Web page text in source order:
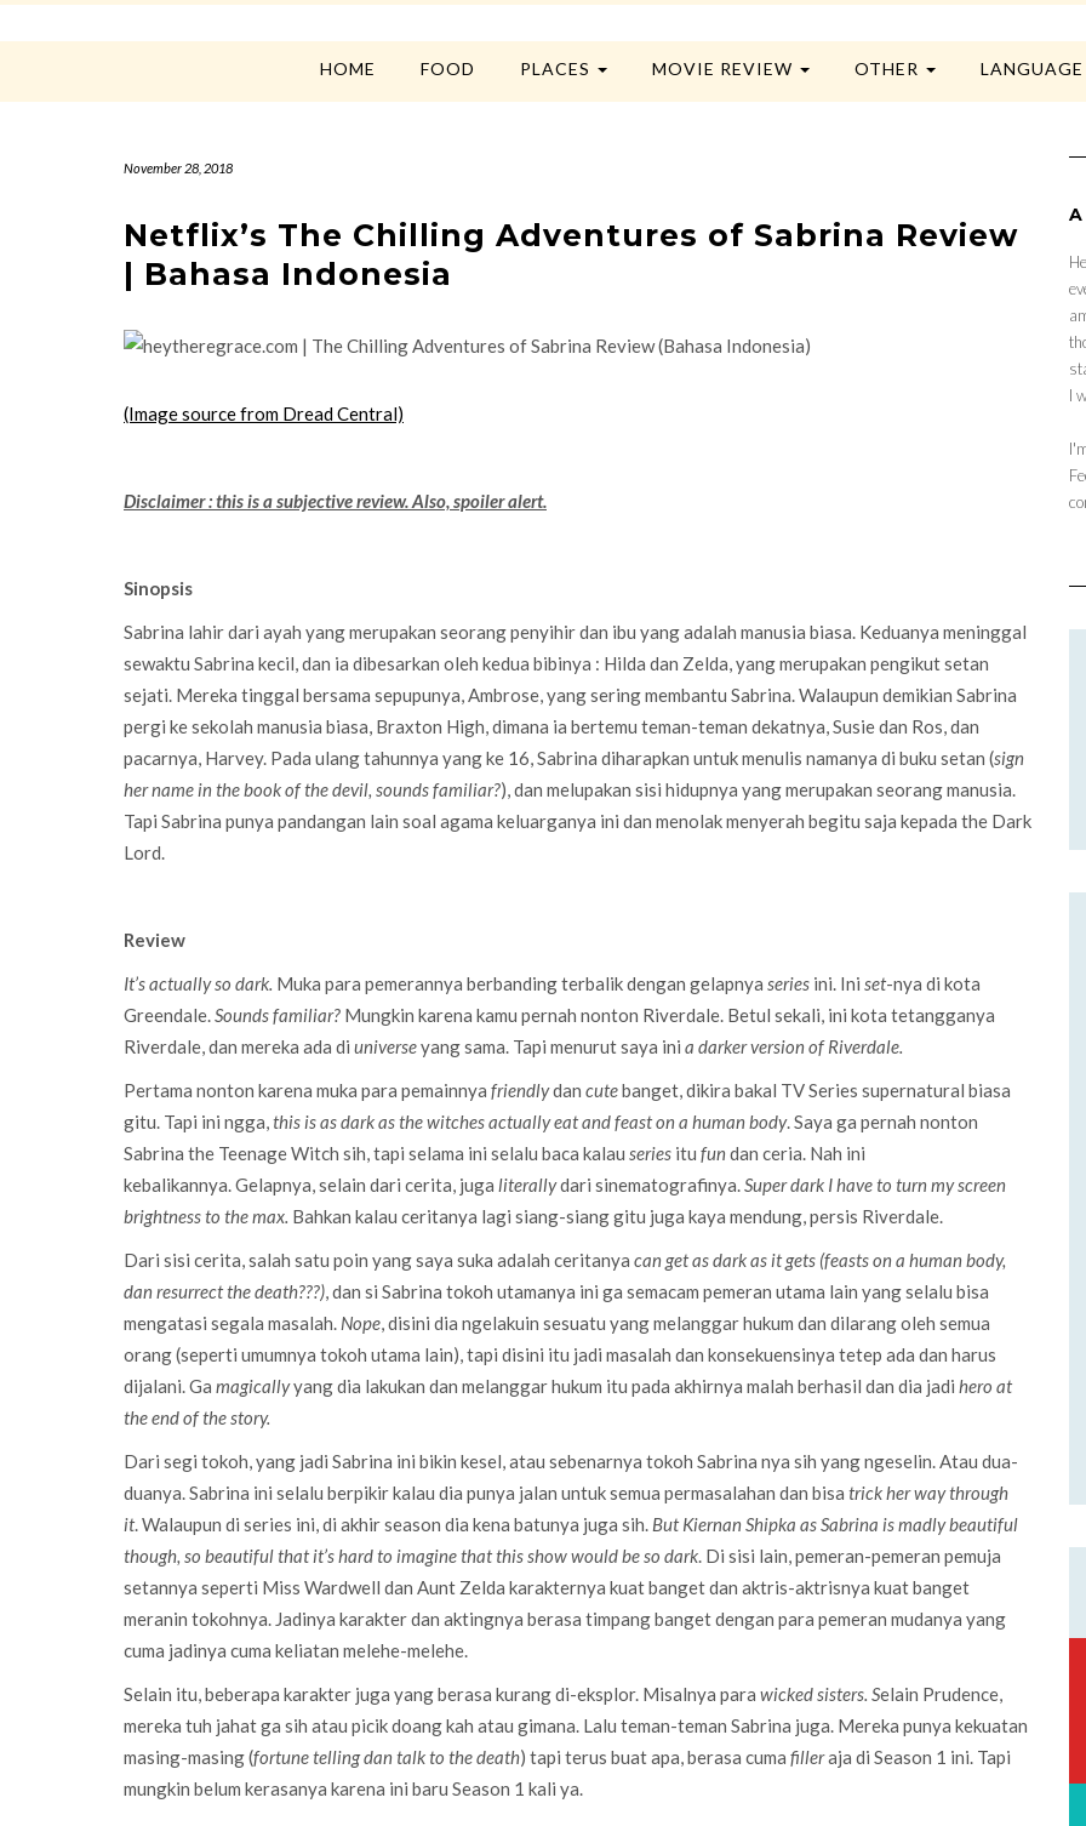
HOME FOOD PLACES MOVIE REVIEW OTHER
November 28, 2018
Netflix’s The Chilling Adventures of Sabrina Review
| Bahasa Indonesia
(Image source from Dread Central)
Disclaimer : this is a subjective review. Also, spoiler alert.
Sinopsis
Sabrina lahir dari ayah yang merupakan seorang penyihir dan ibu yang adalah manusia biasa. Keduanya meninggal
sewaktu Sabrina kecil, dan ia dibesarkan oleh kedua bibinya : Hilda dan Zelda, yang merupakan pengikut setan
sejati. Mereka tinggal bersama sepupunya, Ambrose, yang sering membantu Sabrina. Walaupun demikian Sabrina
pergi ke sekolah manusia biasa, Braxton High, dimana ia bertemu teman-teman dekatnya, Susie dan Ros, dan
pacarnya, Harvey. Pada ulang tahunnya yang ke 16, Sabrina diharapkan untuk menulis namanya di buku setan (sign
her name in the book of the devil, sounds familiar?), dan melupakan sisi hidupnya yang merupakan seorang manusia.
Tapi Sabrina punya pandangan lain soal agama keluarganya ini dan menolak menyerah begitu saja kepada the Dark
Lord.
Review
It’s actually so dark. Muka para pemerannya berbanding terbalik dengan gelapnya series ini. Ini set-nya di kota
Greendale.Sounds familiar? Mungkin karena kamu pernah nonton Riverdale. Betul sekali, ini kota tetangganya
Riverdale, dan mereka ada di universeyang sama. Tapi menurut saya ini a darker version of Riverdale.
Pertama nonton karena muka para pemainnya friendlydan cutebanget, dikira bakal TV Series supernatural biasa
gitu. Tapi ini ngga,this is as dark as the witches actually eat and feast on a human body. Saya ga pernah nonton
Sabrina the Teenage Witch sih, tapi selama ini selalu baca kalau series itu fundan ceria. Nah ini
kebalikannya. Gelapnya, selain dari cerita, juga literallydari sinematografinya.Super dark I have to turn my screen
brightness to the max. Bahkan kalau ceritanya lagi siang-siang gitu juga kaya mendung, persis Riverdale.
Dari sisi cerita, salah satu poin yang saya suka adalah ceritanya can get as dark as it gets (feasts on a human body,
dan resurrect the death???), dan si Sabrina tokoh utamanya ini ga semacam pemeran utama lain yang selalu bisa
mengatasi segala masalah. Nope, disini dia ngelakuin sesuatu yang melanggar hukum dan dilarang oleh semua
orang (seperti umumnya tokoh utama lain), tapi disini itu jadi masalah dan konsekuensinya tetep ada dan harus
dijalani. Ga magicallyyang dia lakukan dan melanggar hukum itu pada akhirnya malah berhasil dan dia jadi hero at
the end of the story.
Dari segi tokoh, yang jadi Sabrina ini bikin kesel, atau sebenarnya tokoh Sabrina nya sih yang ngeselin. Atau dua-
duanya. Sabrina ini selalu berpikir kalau dia punya jalan untuk semua permasalahan dan bisa trick her way through
it. Walaupun di series ini, di akhir season dia kena batunya juga sih. But Kiernan Shipka as Sabrina is madly beautiful
though, so beautiful that it’s hard to imagine that this show would be so dark. Di sisi lain, pemeran-pemeran pemuja
setannya seperti Miss Wardwell dan Aunt Zelda karakternya kuat banget dan aktris-aktrisnya kuat banget
meranin tokohnya. Jadinya karakter dan aktingnya berasa timpang banget dengan para pemeran mudanya yang
cuma jadinya cuma keliatan melehe-melehe.
Selain itu, beberapa karakter juga yang berasa kurang di-eksplor. Misalnya para wicked sisters. Selain Prudence,
mereka tuh jahat ga sih atau picik doang kah atau gimana. Lalu teman-teman Sabrina juga. Mereka punya kekuatan
masing-masing (fortune telling dan talk to the death) tapi terus buat apa, berasa cuma filleraja di Season 1 ini. Tapi
mungkin belum kerasanya karena ini baru Season 1 kali ya.
I